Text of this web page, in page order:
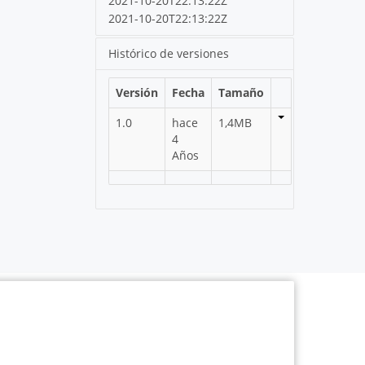
2021-10-20T22:13:22Z
Histórico de versiones
Versión Fecha
Tamaño
1.0
hace
4
Años
1,4MB